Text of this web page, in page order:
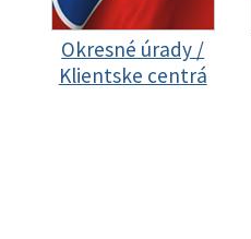
Okresné úrady /
Klientske centrá